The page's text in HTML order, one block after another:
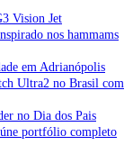
Vision Jet
nos hammams
em Adrianópolis
Ultra2 no Brasil com
no Dia dos Pais
portfólio completo